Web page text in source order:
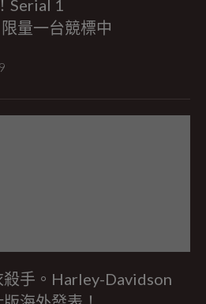
Serial 1
量一台競標中
手。Harley-Davidson